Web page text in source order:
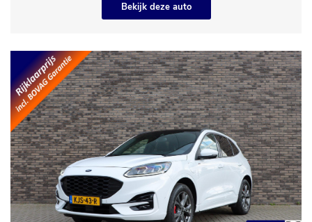
Bekijk deze auto